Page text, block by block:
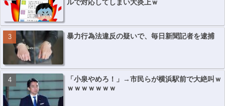
ルで対応してしまい大炎上ｗ
暴力行為法違反の疑いで、毎日新聞記者を逮捕
「小泉やめろ！」→市民らが横浜駅前で大絶叫ｗ
ｗｗｗｗｗｗｗ